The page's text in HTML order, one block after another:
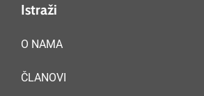
Istraži
O NAMA
ČLANOVI